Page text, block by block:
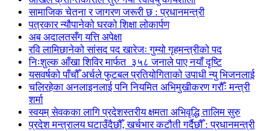
सामाजिक चेतना र जागरण जरूरी छ : प्रधानमन्त्री
पत्रकार न्यौपानेको घरको शिक्षा लोकार्पण
अब अदालतसँग यत्ति अपेक्षा
रवि लामिछानेको सांसद पद खारेजः गुम्यो गृहमन्त्रीको पद
निःशुल्क आँखा शिविर मार्फत ३५८ जनाले पाए नयाँ दृष्टि
यसवर्षको पाँचौँ अर्चले फुटबल प्रतियोगिताको उपाधी न्यु भिजनलाई
चलिरहेका अनलाइनलाई पनि नियमित अभिमुखीकरण गरौँः मन्त्री
शर्मा
स्वयम् सेवकका लागि प्रदेशस्तरीय क्षमता अभिवृद्धि तालिम सुरु
प्रदेश मन्त्रालय घटाउँदैछौँ, खर्चभार कटौती गर्दैछौँ : प्रधानमन्त्री